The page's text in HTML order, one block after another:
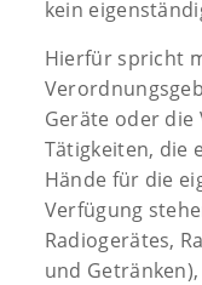
kein
Hierfür spricht
Geräte oder
Tätigkeiten, die
Hände für die
Verfügung
Radiogerätes,
und